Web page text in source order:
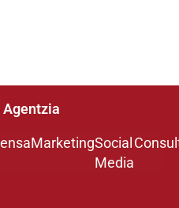
MarketingSocial
Media